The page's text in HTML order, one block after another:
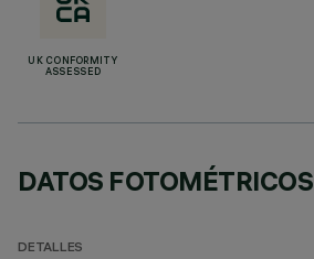
UK CONFORMITY
ASSESSED
DATOS FOTOMÉTRICOS
DETALLES